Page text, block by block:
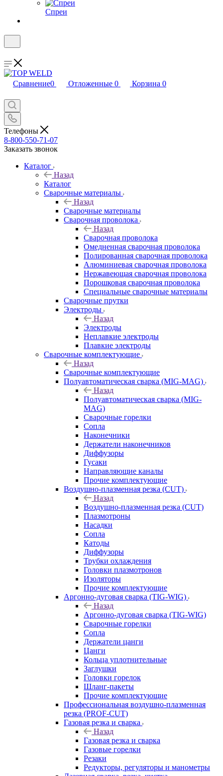
Спреи
Сравнение0 Отложенные 0 Корзина 0
Телефоны
8-800-550-71-07
Заказать звонок
Каталог
Назад
Каталог
Сварочные материалы
Назад
Сварочные материалы
Сварочная проволока
Назад
Сварочная проволока
Омедненная сварочная проволока
Полированная сварочная проволока
Алюминиевая сварочная проволока
Нержавеющая сварочная проволока
Порошковая сварочная проволока
Специальные сварочные материалы
Сварочные прутки
Электроды
Назад
Электроды
Неплавкие электроды
Плавкие электроды
Сварочные комплектующие
Назад
Сварочные комплектующие
Полуавтоматическая сварка (MIG-MAG)
Назад
Полуавтоматическая сварка (MIG-
MAG)
Сварочные горелки
Сопла
Наконечники
Держатели наконечников
Диффузоры
Гусаки
Направляющие каналы
Прочие комплектующие
Воздушно-плазменная резка (CUT)
Назад
Воздушно-плазменная резка (CUT)
Плазмотроны
Насадки
Сопла
Катоды
Диффузоры
Трубки охлаждения
Головки плазмотронов
Изоляторы
Прочие комплектующие
Аргонно-дуговая сварка (TIG-WIG)
Назад
Аргонно-дуговая сварка (TIG-WIG)
Сварочные горелки
Сопла
Держатели цанги
Цанги
Кольца уплотнительные
Заглушки
Головки горелок
Шланг-пакеты
Прочие комплектующие
Профессиональная воздушно-плазменная
резка (PROF-CUT)
Газовая резка и сварка
Назад
Газовая резка и сварка
Газовые горелки
Резаки
Редукторы, регуляторы и манометры